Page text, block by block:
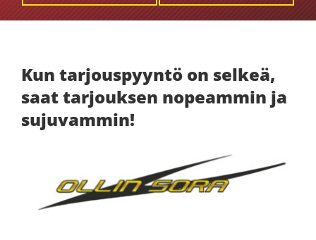
Kun tarjouspyyntö on selkeä,
saat tarjouksen nopeammin ja
sujuvammin!
isompana